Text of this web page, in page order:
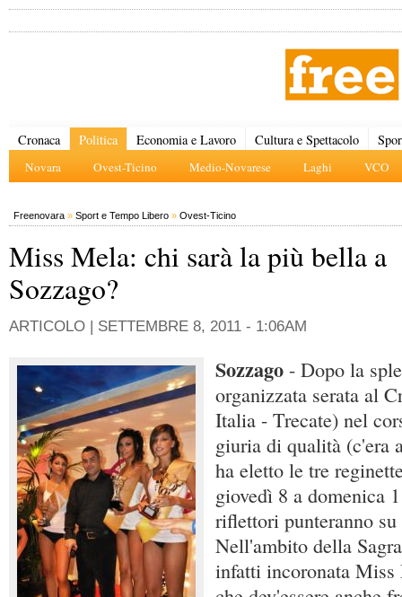
Cronaca Politica
Novara Ovest-Ticino Medio-Novarese Laghi VCO
Economia e Lavoro Cultura e Spettacolo
Freenovara » Sport e Tempo Libero » Ovest-Ticino
Miss Mela: chi sarà la più bella a
Sozzago?
ARTICOLO | SETTEMBRE 8, 2011 - 1:06AM
Sozzago - Dopo la
organizzata serata al
Italia - Trecate) nel
giuria di qualità (c'era
ha eletto le tre
giovedì 8 a domenica
riflettori punteranno su
Nell'ambito della
infatti incoronata Miss